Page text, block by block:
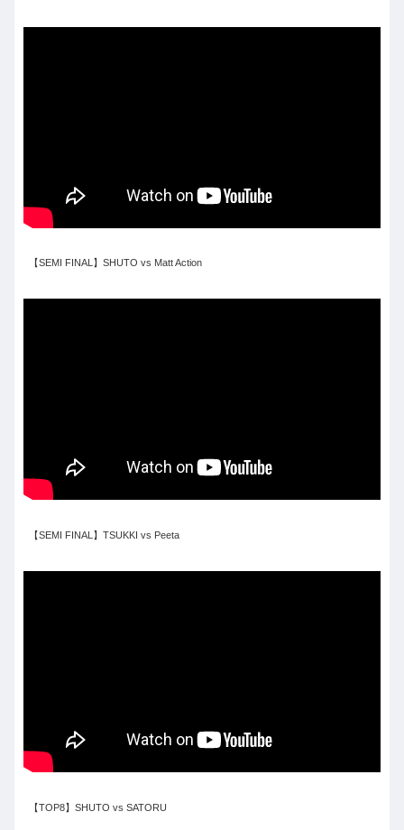
【SEMI FINAL】SHUTO vs Matt Action
【SEMI FINAL】TSUKKI vs Peeta
【TOP8】SHUTO vs SATORU